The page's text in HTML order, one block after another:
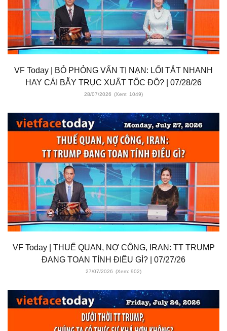
VF Today | BỎ PHỎNG VẤN TỊ NẠN: LỐI TẮT NHANH
HAY CÁI BẪY TRỤC XUẤT TỐC ĐỘ? | 07/28/26
28/07/2026 (Xem: 1049)
VF Today | THUẾ QUAN, NỢ CÔNG, IRAN: TT TRUMP
ĐANG TOAN TÍNH ĐIỀU GÌ? | 07/27/26
27/07/2026 (Xem: 902)